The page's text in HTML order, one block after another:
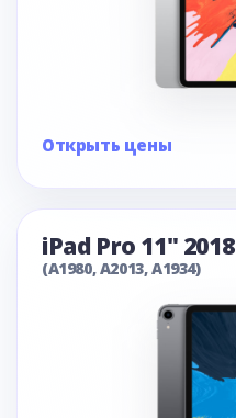
Открыть цены
iPad Pro 11" 2018
(A1980, A2013, A1934)